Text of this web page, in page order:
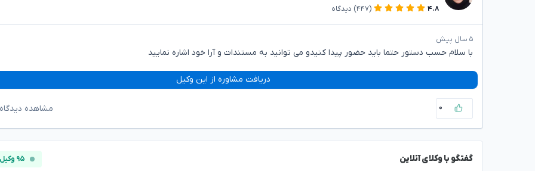
۴.۸
(۴۴۷) دیدگاه
۵ سال پیش
با سلام حسب دستور حتما باید حضور پیدا کنیدو می توانید به مستندات و آرا خود اشاره نمایید
دریافت مشاوره از این وکیل
۰ مشاهده
گفتگو با وکلای آنلاین ۹۵ وکیل آنلاین